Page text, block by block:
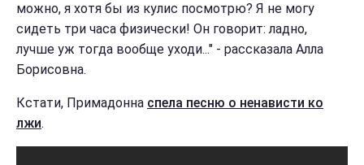
можно, я хотя бы из кулис посмотрю? Я не могу
сидеть три часа физически! Он говорит: ладно,
лучше уж тогда вообще уходи..." - рассказала Алла
Борисовна.
Кстати, Примадонна спела песню о ненависти ко
лжи.